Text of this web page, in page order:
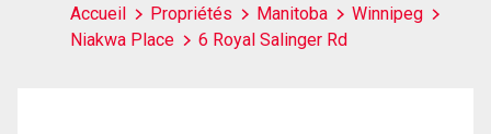
Accueil Propriétés Manitoba
Winnipeg
Niakwa Place
6 Royal Salinger Rd